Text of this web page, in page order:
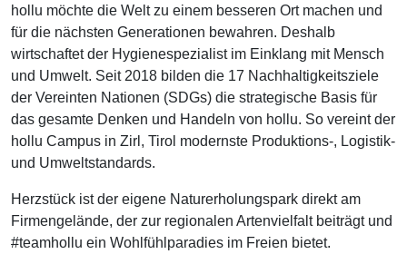
hollu möchte die Welt zu einem besseren Ort machen und
für die nächsten Generationen bewahren. Deshalb
wirtschaftet der Hygienespezialist im Einklang mit Mensch
und Umwelt. Seit 2018 bilden die 17 Nachhaltigkeitsziele
der Vereinten Nationen (SDGs) die strategische Basis für
das gesamte Denken und Handeln von hollu. So vereint der
hollu Campus in Zirl, Tirol modernste Produktions-, Logistik-
und Umweltstandards.
Herzstück ist der eigene Naturerholungspark direkt am
Firmengelände, der zur regionalen Artenvielfalt beiträgt und
#teamhollu ein Wohlfühlparadies im Freien bietet.